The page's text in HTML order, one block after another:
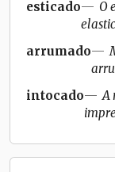
esticado
O
arrumado
intocado
A